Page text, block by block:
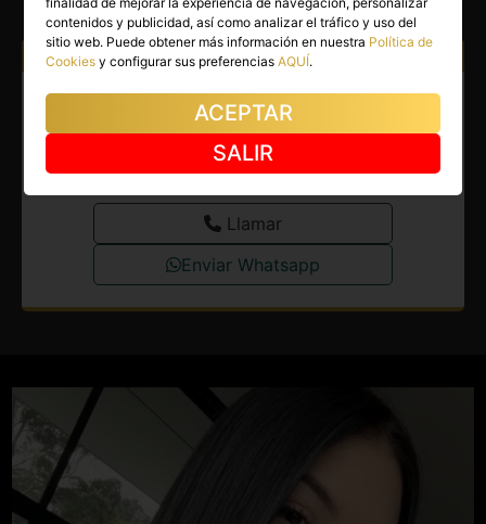
(9)
Atiendo a: Hombres
Escort en Sabadell.
Colombiana encantadora y
apasionante.
Llamar
Enviar Whatsapp
contenidos y publicidad, así como analizar el tráfico y uso del
sitio web. Puede obtener más información en nuestra Política de
Cookies y configurar sus preferenciasAQUÍ.
ACEPTAR
SALIR